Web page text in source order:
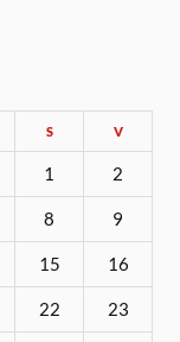
S V
1 2
8 9
15 16
22 23